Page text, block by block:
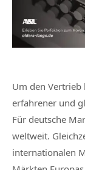
Um den
erfahrener und
Für deutsche
weltweit.
internationalen